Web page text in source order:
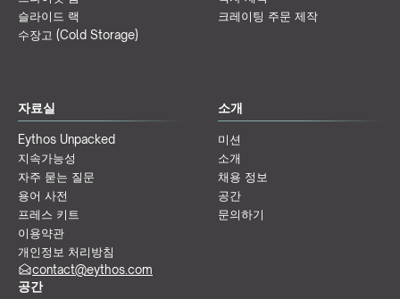
슬라이드 랙
수장고 (Cold Storage)
크레이팅 주문 제작
자료실
Eythos Unpacked
지속가능성
자주 묻는 질문
용어 사전
프레스 키트
이용약관
개인정보 처리방침
소개
미션
소개
채용 정보
공간
문의하기
공간
contact@eythos.com